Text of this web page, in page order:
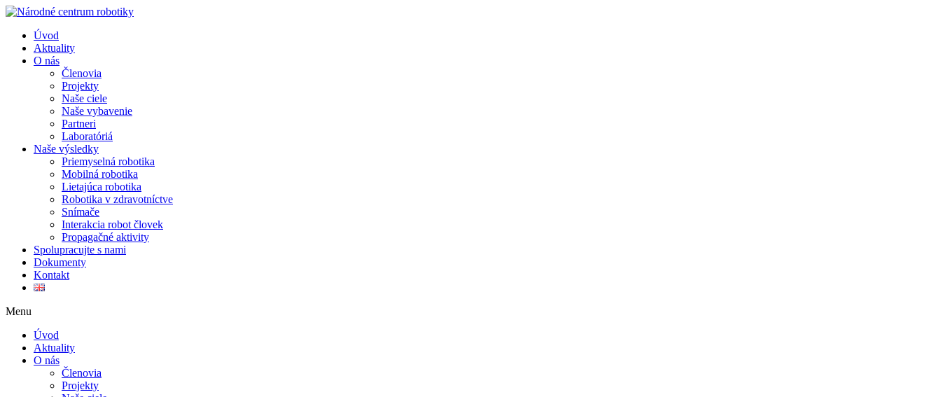
Úvod
Aktuality
O nás
Členovia
Projekty
Naše ciele
Naše vybavenie
Partneri
Laboratóriá
Naše výsledky
Priemyselná robotika
Mobilná robotika
Lietajúca robotika
Robotika v zdravotníctve
Snímače
Interakcia robot človek
Propagačné aktivity
Spolupracujte s nami
Dokumenty
Kontakt
Menu
Úvod
Aktuality
O nás
Členovia
Projekty